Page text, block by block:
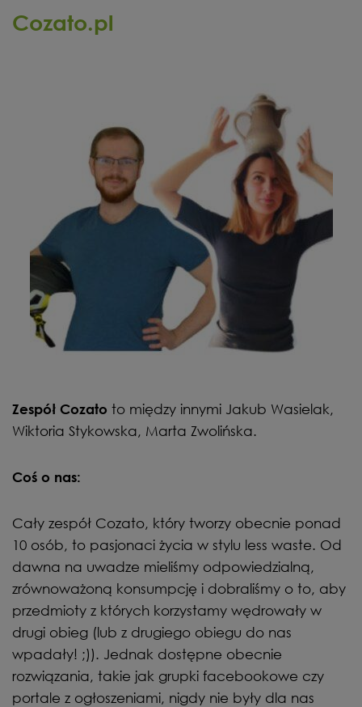
Cozato.pl
Zespół Cozato to między innymi Jakub Wasielak,
Wiktoria Stykowska, Marta Zwolińska.
Coś o nas:
Cały zespół Cozato, który tworzy obecnie ponad
10 osób, to pasjonaci życia w stylu less waste. Od
dawna na uwadze mieliśmy odpowiedzialną,
zrównoważoną konsumpcję i dobraliśmy o to, aby
przedmioty z których korzystamy wędrowały w
drugi obieg (lub z drugiego obiegu do nas
wpadały! ;)). Jednak dostępne obecnie
rozwiązania, takie jak grupki facebookowe czy
portale z ogłoszeniami, nigdy nie były dla nas